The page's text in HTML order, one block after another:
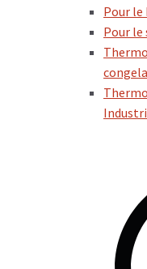
Pour le
Pour le